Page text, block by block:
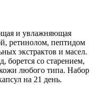
и увлажняющая
ретинолом, пептидом
экстрактов и масел.
борется со старением,
любого типа. Набор
на 21 день.